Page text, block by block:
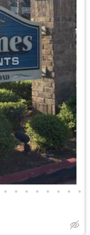
• • • • • • • •